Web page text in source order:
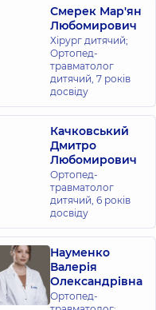
Смерек Мар'ян
Любомирович
Хірург дитячий;
Ортопед-
травматолог
дитячий, 7 років
досвіду
Качковський
Дмитро
Любомирович
Ортопед-
травматолог
дитячий, 6 років
досвіду
Науменко
Валерія
Олександрівна
Ортопед-